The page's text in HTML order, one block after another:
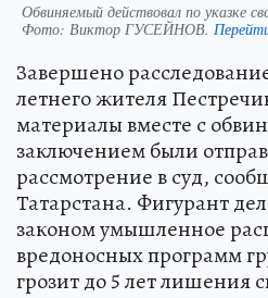
Обвиняемый действовал по указке
Фото: Виктор ГУСЕЙНОВ.
Завершено
летнего жителя
материалы вместе с
заключением были
рассмотрение в суд,
Татарстана. Фигурант
законом умышленное
вредоносных программ
грозит до 5 лет лишения